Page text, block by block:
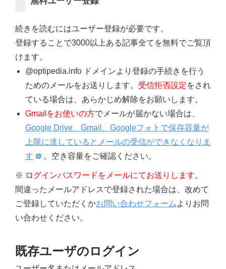
続きを読むにはユーザー登録が必要です。
登録することで3000以上ある記事全てを無料でご覧頂
けます。
@optipedia.info ドメインより登録の手続きを行う
ためのメールをお送りします。 受信拒否設定をされ
ている場合は、あらかじめ解除をお願いします。
Gmailをお使いの方でメールが届かない場合は、
Google Drive、Gmail、Googleフォトで保存容量が
上限に達しているとメールの受信ができなくなりま
す
。空き容量をご確認ください。
※ ログインパスワードをメールにてお送りします。
間違ったメールアドレスで登録された場合は、改めて
ご登録していただくかお問い合わせフォーム よりお問
い合わせください。
既存ユーザのログイン